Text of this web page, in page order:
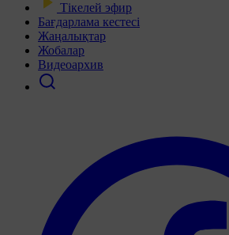
Тікелей эфир
Бағдарлама кестесі
Жаңалықтар
Жобалар
Видеоархив